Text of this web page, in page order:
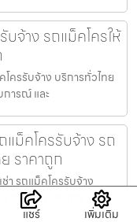
บจ้าง รถแม็คโครให้
โครรับจ้าง บริการทั่วไทย
การณ์ และ
แม็คโครรับจ้าง รถ
ราคาถูก
า รถแม็คโครรับจ้าง
านที่มีประสบการ
แชร์ เพิ่มเติม